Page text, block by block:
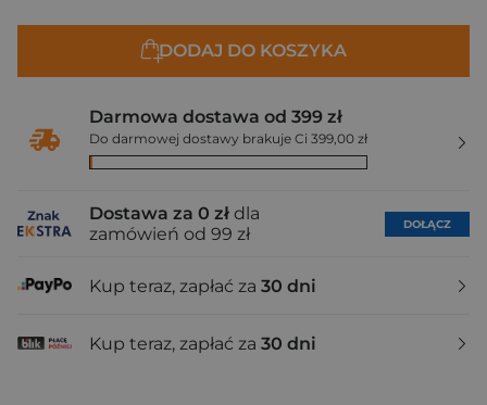
DODAJ DO KOSZYKA
Darmowa dostawa od 399 zł
Do darmowej dostawy brakuje Ci 399,00 zł
Dostawa za 0 zł dla
zamówień od 99 zł
DOŁĄCZ
Kup teraz, zapłać za 30 dni
Kup teraz, zapłać za 30 dni